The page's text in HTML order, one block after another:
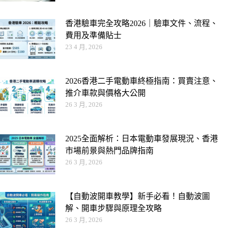
香港驗車完全攻略2026｜驗車文件、流程、
費用及準備貼士
23 4 月, 2026
2026香港二手電動車終極指南：買賣注意、
推介車款與價格大公開
26 3 月, 2026
2025全面解析：日本電動車發展現況、香港
市場前景與熱門品牌指南
26 3 月, 2026
【自動波開車教學】新手必看！自動波圖
解、開車步驟與原理全攻略
26 3 月, 2026